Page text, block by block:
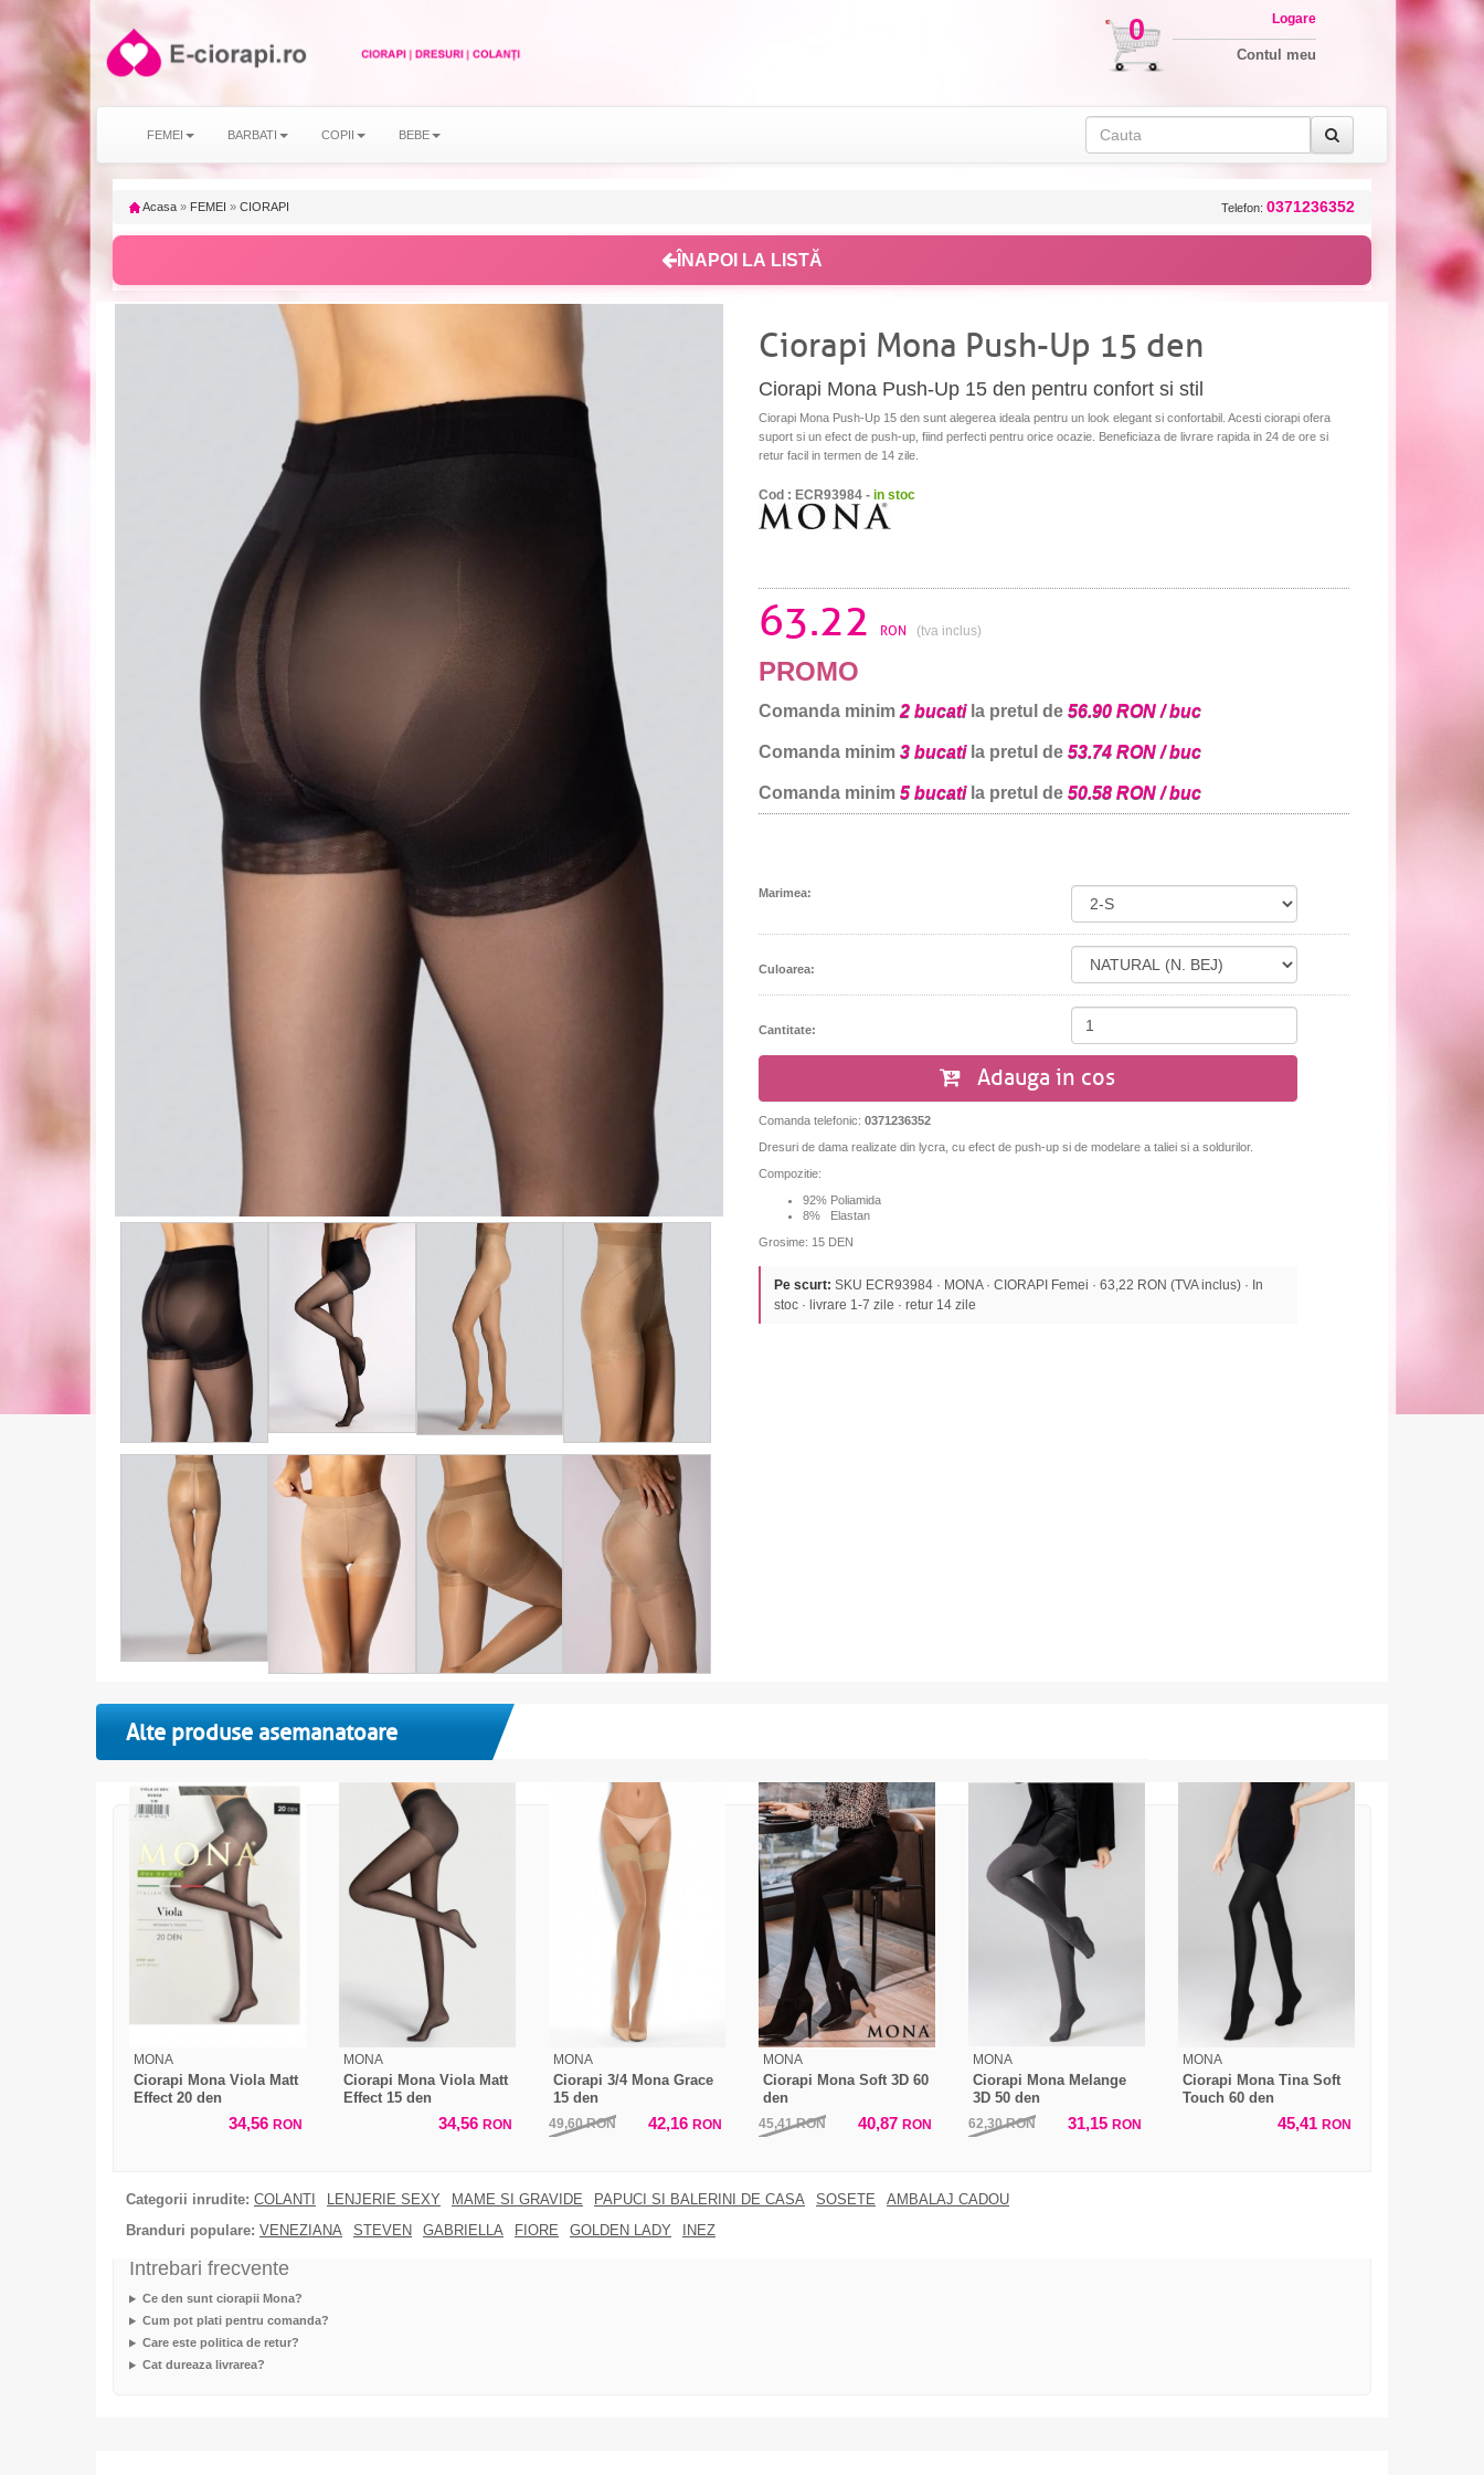
0 Logare
Contul meu
FEMEI BARBATI COPII BEBE
Acasa » FEMEI » CIORAPI Telefon: 0371236352
ÎNAPOI LA LISTĂ
Ciorapi Mona Push-Up 15 den
Ciorapi Mona Push-Up 15 den pentru confort si stil
Ciorapi Mona Push-Up 15 den sunt alegerea ideala pentru un look elegant si confortabil. Acesti ciorapi ofera
suport si un efect de push-up, fiind perfecti pentru orice ocazie. Beneficiaza de livrare rapida in 24 de ore si
retur facil in termen de 14 zile.
Cod : ECR93984 - in stoc
63.22 RON (tva inclus)
PROMO
Comanda minim 2 bucatila pretul de 56.90 RON / buc
Comanda minim 3 bucatila pretul de 53.74 RON / buc
Comanda minim 5 bucatila pretul de 50.58 RON / buc
Marimea:
Culoarea:
Cantitate:
Adauga in cos
Comanda telefonic: 0371236352
Dresuri de dama realizate din lycra, cu efect de push-up si de modelare a taliei si a soldurilor.
Compozitie:
92% Poliamida
8% Elastan
Grosime: 15 DEN
Pe scurt: SKU ECR93984 · MONA · CIORAPI Femei · 63,22 RON (TVA inclus) · In
stoc · livrare 1-7 zile · retur 14 zile
Alte produse asemanatoare
MONA
Ciorapi Mona Viola Matt
Effect 20 den
34,56 RON
MONA
Ciorapi Mona Viola Matt
Effect 15 den
34,56 RON
MONA
Ciorapi 3/4 Mona Grace
15 den
49,60RON 42,16 RON
MONA
Ciorapi Mona Soft 3D 60
den
45,41RON 40,87 RON
MONA
Ciorapi Mona Melange
3D 50 den
62,30RON 31,15 RON
MONA
Ciorapi Mona Tina Soft
Touch 60 den
45,41 RON
Categorii inrudite: COLANTI LENJERIE SEXY MAME SI GRAVIDE PAPUCI SI BALERINI DE CASA SOSETE
AMBALAJ CADOU
Branduri populare: VENEZIANA STEVEN GABRIELLA FIORE GOLDEN LADY INEZ
Intrebari frecvente
Ce den sunt ciorapii Mona?
Cum pot plati pentru comanda?
Care este politica de retur?
Cat dureaza livrarea?